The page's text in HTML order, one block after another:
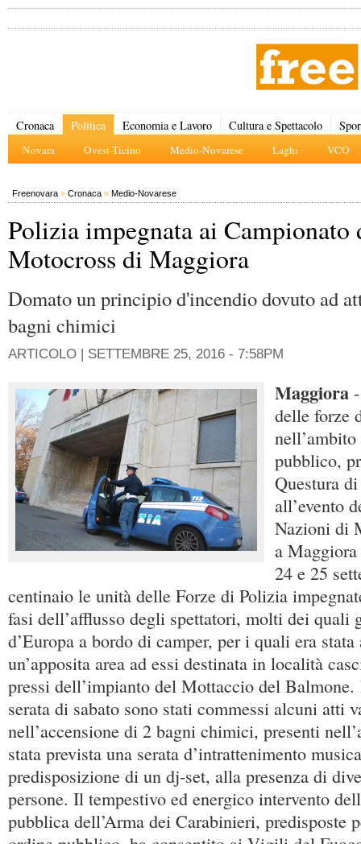
Cronaca Politica
Novara Ovest-Ticino Medio-Novarese Laghi VCO
Economia e Lavoro Cultura e Spettacolo
Freenovara » Cronaca » Medio-Novarese
Polizia impegnata ai Campionato
Motocross di Maggiora
Domato un principio d'incendio dovuto ad
bagni chimici
ARTICOLO | SETTEMBRE 25, 2016 - 7:58PM
Maggiora
delle forze
pubblico,
Questura
all’evento
Nazioni di
a
24 e 25
centinaio le unità delle Forze di Polizia
fasi dell’afflusso degli spettatori, molti dei quali
d’Europa a bordo di camper, per i quali era stata
un’apposita area ad essi destinata in località
pressi dell’impianto del Mottaccio del
serata di sabato sono stati commessi alcuni atti
nell’accensione di 2 bagni chimici, presenti
stata prevista una serata d’intrattenimento
predisposizione di un dj-set, alla presenza di
persone. Il tempestivo ed energico intervento
pubblica dell’Arma dei Carabinieri, predisposte